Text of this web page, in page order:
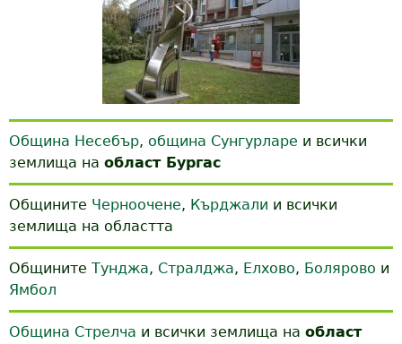
Община Несебър, община Сунгурларе и всички
землища на област Бургас
Общините Черноочене, Кърджали и всички
землища на областта
Общините Тунджа, Стралджа, Елхово, Болярово и
Ямбол
Община Стрелча и всички землища на област